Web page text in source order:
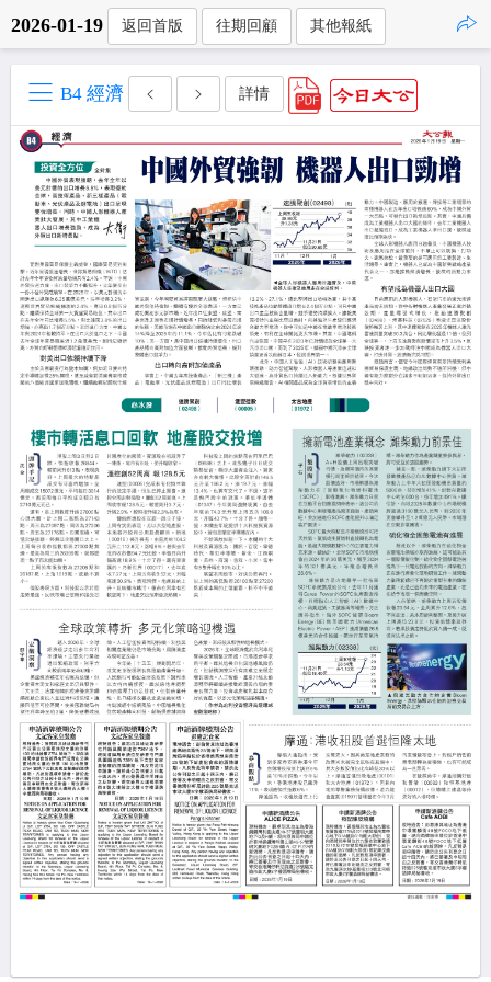
2026-01-19 返回首版 往期回顧 其他報紙
B4 經濟 詳情